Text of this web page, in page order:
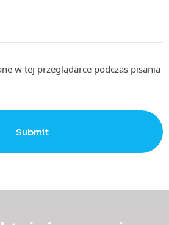
w tej przeglądarce podczas pisania
Submit